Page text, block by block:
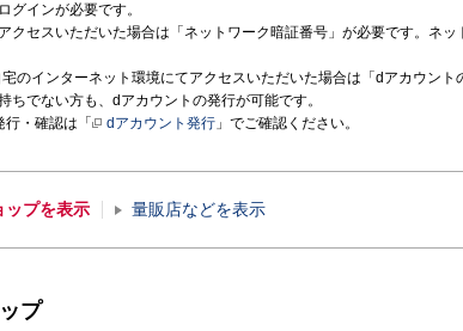
グインが必要です。
クセスいただいた場合は「ネットワーク暗証番号」が必要です。ネ
のインターネット環境にてアクセスいただいた場合は「dアカウン
ちでない方も、dアカウントの発行が可能です。
・確認は「
dアカウント発行 」でご確認ください。
ップを表示 量販店などを表示
プ